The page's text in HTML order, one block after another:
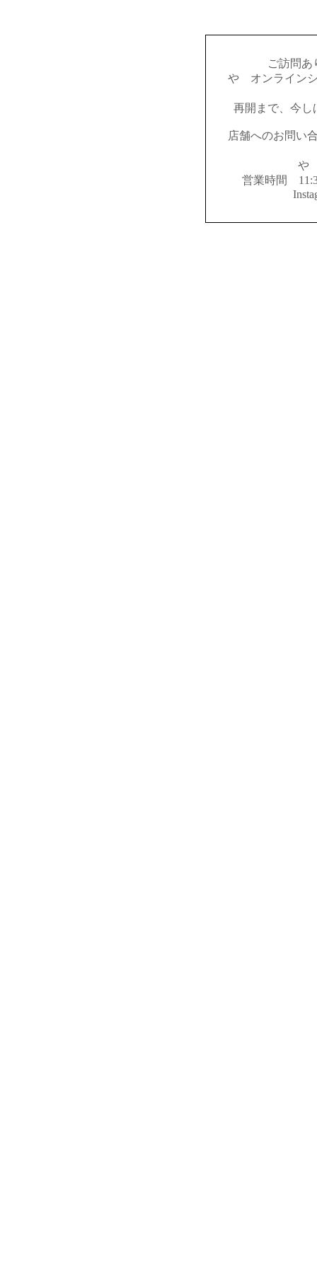
ご訪問あ
やゝオンライン
再開まで、今し
店舗へのお問い
や
営業時間